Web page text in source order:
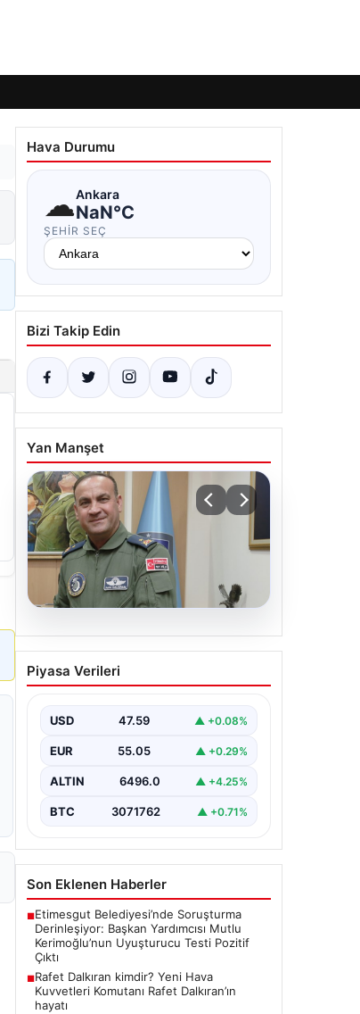
Hava Durumu
☁Ankara
NaN°C
ŞEHIR SEÇ
Bizi Takip Edin
Yan Manşet
05.08.2026
Rafet Dalkıran kimdir?
Yeni Hava Kuvvetleri
hayatı
Piyasa Verileri
USD 47.59 ▲ +0.08%
EUR 55.05 ▲ +0.29%
ALTIN 6496.0 ▲ +4.25%
BTC 3071762 ▲ +0.71%
Son Eklenen Haberler
■Etimesgut Belediyesi’nde Soruşturma
Derinleşiyor: Başkan Yardımcısı Mutlu
Kerimoğlu’nun Uyuşturucu Testi Pozitif
Çıktı
■Rafet Dalkıran kimdir? Yeni Hava
Kuvvetleri Komutanı Rafet Dalkıran’ın
hayatı